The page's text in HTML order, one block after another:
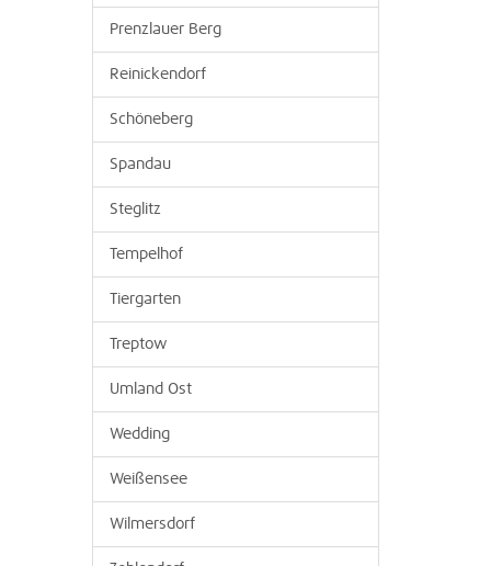
Prenzlauer Berg
Reinickendorf
Schöneberg
Spandau
Steglitz
Tempelhof
Tiergarten
Treptow
Umland Ost
Wedding
Weißensee
Wilmersdorf